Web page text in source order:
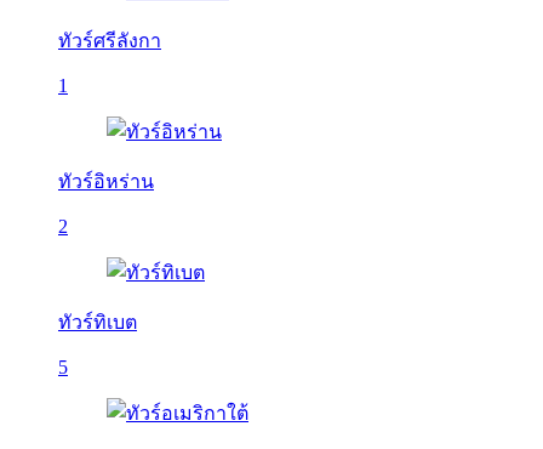
ทัวร์ศรีลังกา
1
ทัวร์อิหร่าน
2
ทัวร์ทิเบต
5